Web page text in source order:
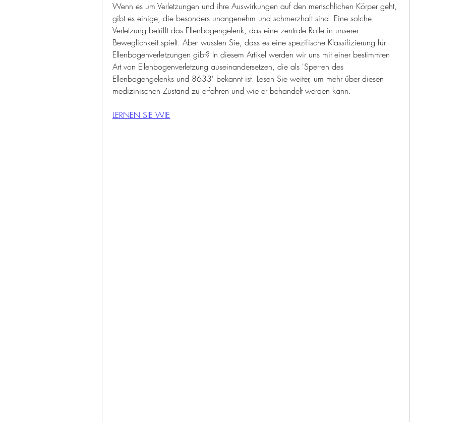
Wenn es um Verletzungen und ihre Auswirkungen auf den menschlichen Körper geht,
gibt es einige, die besonders unangenehm und schmerzhaft sind. Eine solche
Verletzung betrifft das Ellenbogengelenk, das eine zentrale Rolle in unserer
Beweglichkeit spielt. Aber wussten Sie, dass es eine spezifische Klassifizierung für
Ellenbogenverletzungen gibt? In diesem Artikel werden wir uns mit einer bestimmten
Art von Ellenbogenverletzung auseinandersetzen, die als 'Sperren des
Ellenbogengelenks und 8633' bekannt ist. Lesen Sie weiter, um mehr über diesen
medizinischen Zustand zu erfahren und wie er behandelt werden kann.
LERNEN SIE WIE